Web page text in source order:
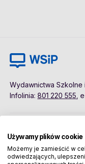
Wydawnictwa
Infolinia: 801 220 555 ,
Dane osobowe
Regulamin
Używamy plików cookie
Możemy je zamieścić w
odwiedzających,